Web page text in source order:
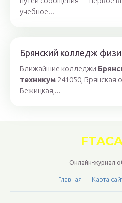
учебное...
Брянский колледж
Ближайшие колледжи
техникум 241050, Брянская
Бежицкая,...
Онлайн-журнал
Главная Карта